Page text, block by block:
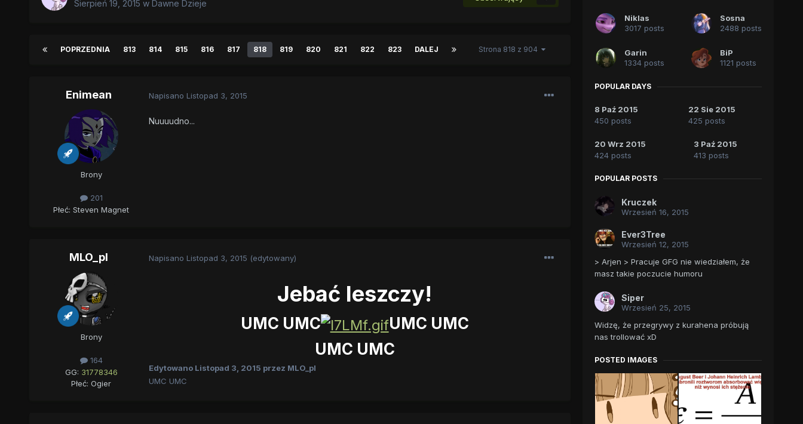
Sierpień 19, 2015 w Dawne Dzieje
POPRZEDNIA 813 814 815 816 817 818 819 820 821 822 823 DALEJ Strona 818 z 904
Enimean
Brony
201
Płeć: Steven Magnet
Napisano Listopad 3, 2015
Nuuuudno...
MLO_pl
Brony
164
GG: 31778346
Płeć: Ogier
Napisano Listopad 3, 2015 (edytowany)
Jebać leszczy!
UMC UMC
UMC UMC
UMC UMC
Edytowano Listopad 3, 2015 przez MLO_pl
UMC UMC
Niklas
3017 posts
Sosna
2488 posts
Garin
1334 posts
BiP
1121 posts
POPULAR DAYS
8 Paź 2015
450 posts
22 Sie 2015
425 posts
20 Wrz 2015
424 posts
3 Paź 2015
413 posts
POPULAR POSTS
Kruczek
Wrzesień 16, 2015
Ever3Tree
Wrzesień 12, 2015
> Arjen > Pracuje GFG nie wiedziałem, że
masz takie poczucie humoru
Siper
Wrzesień 25, 2015
Widzę, że przegrywy z kurahena próbują
nas trollować xD
POSTED IMAGES